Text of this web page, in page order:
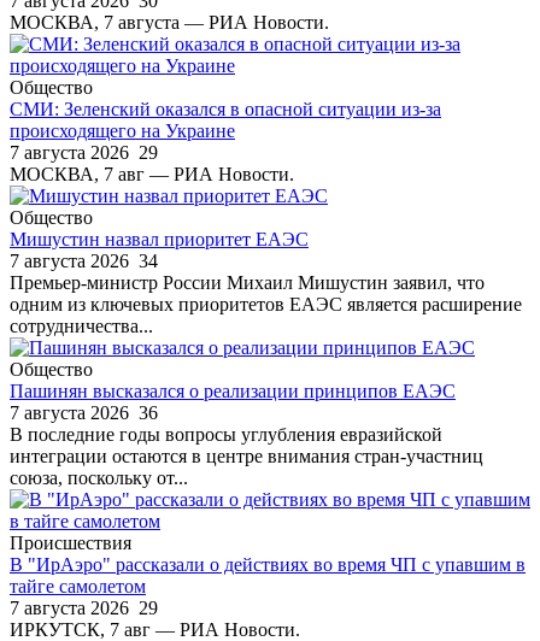
МОСКВА, 7 августа — РИА Новости.
Общество
СМИ: Зеленский оказался в опасной ситуации из-за
происходящего на Украине
7 августа 2026 29
МОСКВА, 7 авг — РИА Новости.
Общество
Мишустин назвал приоритет ЕАЭС
7 августа 2026 34
Премьер-министр России Михаил Мишустин заявил, что
одним из ключевых приоритетов ЕАЭС является расширение
сотрудничества...
Общество
Пашинян высказался о реализации принципов ЕАЭС
7 августа 2026 36
В последние годы вопросы углубления евразийской
интеграции остаются в центре внимания стран-участниц
союза, поскольку от...
Происшествия
В "ИрАэро" рассказали о действиях во время ЧП с упавшим в
тайге самолетом
7 августа 2026 29
ИРКУТСК, 7 авг — РИА Новости.